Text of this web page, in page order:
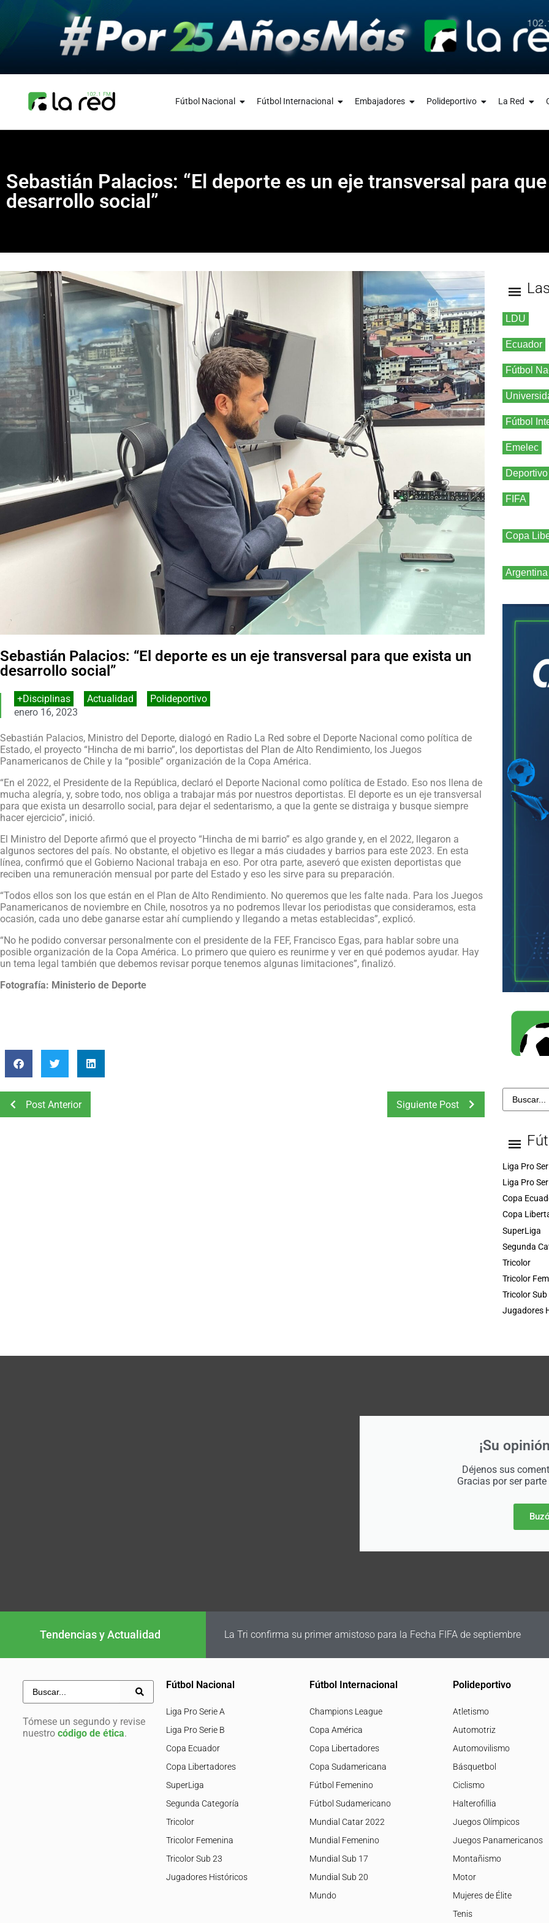
Fútbol Nacional Fútbol Internacional Embajadores Polideportivo La Red
Sebastián Palacios: “El deporte es un eje transversal para
desarrollo social”
Sebastián Palacios: “El deporte es un eje transversal para que exista un
desarrollo social”
+Disciplinas Actualidad
Polideportivo
enero 16, 2023
Sebastián Palacios, Ministro del Deporte, dialogó en Radio La Red sobre el Deporte Nacional como política de
Estado, el proyecto “Hincha de mi barrio”, los deportistas del Plan de Alto Rendimiento, los Juegos
Panamericanos de Chile y la “posible” organización de la Copa América.
“En el 2022, el Presidente de la República, declaró el Deporte Nacional como política de Estado. Eso nos llena de
mucha alegría, y, sobre todo, nos obliga a trabajar más por nuestros deportistas. El deporte es un eje transversal
para que exista un desarrollo social, para dejar el sedentarismo, a que la gente se distraiga y busque siempre
hacer ejercicio”, inició.
El Ministro del Deporte afirmó que el proyecto “Hincha de mi barrio” es algo grande y, en el 2022, llegaron a
algunos sectores del país. No obstante, el objetivo es llegar a más ciudades y barrios para este 2023. En esta
línea, confirmó que el Gobierno Nacional trabaja en eso. Por otra parte, aseveró que existen deportistas que
reciben una remuneración mensual por parte del Estado y eso les sirve para su preparación.
“Todos ellos son los que están en el Plan de Alto Rendimiento. No queremos que les falte nada. Para los Juegos
Panamericanos de noviembre en Chile, nosotros ya no podremos llevar los periodistas que consideramos, esta
ocasión, cada uno debe ganarse estar ahí cumpliendo y llegando a metas establecidas”, explicó.
“No he podido conversar personalmente con el presidente de la FEF, Francisco Egas, para hablar sobre una
posible organización de la Copa América. Lo primero que quiero es reunirme y ver en qué podemos ayudar. Hay
un tema legal también que debemos revisar porque tenemos algunas limitaciones”, finalizó.
Fotografía: Ministerio de Deporte
Post Anterior Siguiente Post
LDU
Ecuador
Fútbol
Fútbol
Emelec
FIFA
Copa
Argentina
Liga Pro
Liga Pro
Copa
Copa
SuperLiga
Segunda
Tricolor
Tricolor
Tricolor Sub
Jugadores
¡Su
Déjenos sus
Gracias por ser
Tendencias y Actualidad FIFA analiza vender parte de su negocio comercial para generar nuevos
Tómese un segundo y revise
nuestro código de ética.
Fútbol Nacional
Liga Pro Serie A
Liga Pro Serie B
Copa Ecuador
Copa Libertadores
SuperLiga
Segunda Categoría
Tricolor
Tricolor Femenina
Tricolor Sub 23
Jugadores Históricos
Fútbol Internacional
Champions League
Copa América
Copa Libertadores
Copa Sudamericana
Fútbol Femenino
Fútbol Sudamericano
Mundial Catar 2022
Mundial Femenino
Mundial Sub 17
Mundial Sub 20
Mundo
Polideportivo
Atletismo
Automotriz
Automovilismo
Básquetbol
Ciclismo
Halterofillia
Juegos Olímpicos
Juegos Panamericanos
Montañismo
Motor
Mujeres de Élite
Tenis